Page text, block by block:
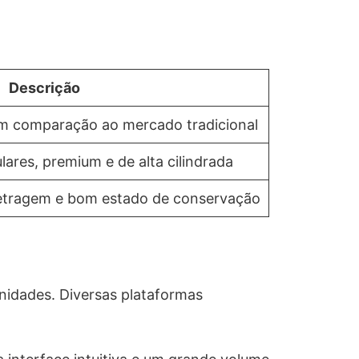
Descrição
comparação ao mercado tradicional
premium e de alta cilindrada
e bom estado de conservação
Diversas plataformas